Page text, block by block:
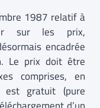
1987 relatif à
sur les prix,
encadrée
Le prix doit être
comprises, en
gratuit (pure